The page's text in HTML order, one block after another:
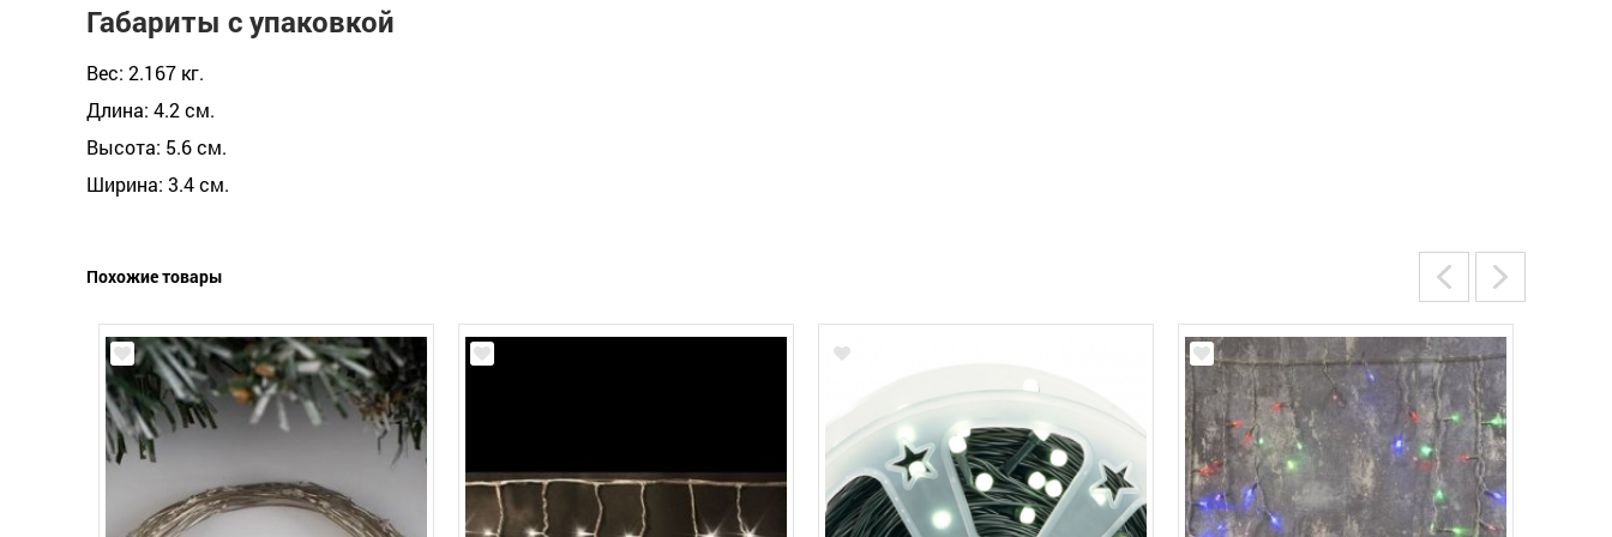
Габариты с упаковкой
Вес: 2.167 кг.
Длина: 4.2 см.
Высота: 5.6 см.
Ширина: 3.4 см.
Похожие товары